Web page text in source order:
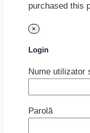
purchased this
×
Login
Nume utilizator
Parolă